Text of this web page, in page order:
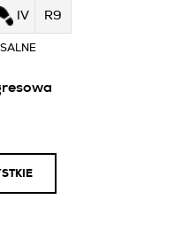
IV R9